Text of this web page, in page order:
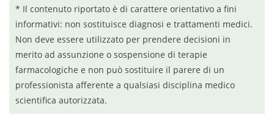
* Il contenuto riportato è di carattere orientativo a fini
informativi: non sostituisce diagnosi e trattamenti medici.
Non deve essere utilizzato per prendere decisioni in
merito ad assunzione o sospensione di terapie
farmacologiche e non può sostituire il parere di un
professionista afferente a qualsiasi disciplina medico
scientifica autorizzata.